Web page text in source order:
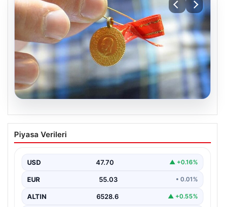
Altın fiyatları canlı 8 Nisan 2026: Altın
fiyatları ne kadar oldu? Gram, çeyrek,
fiyatları
Piyasa Verileri
USD 47.70 ▲ +0.16%
EUR 55.03 • 0.01%
ALTIN 6528.6 ▲ +0.55%